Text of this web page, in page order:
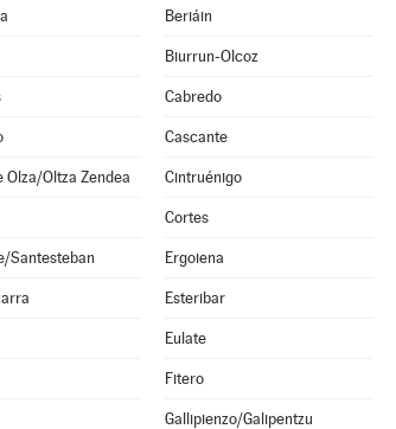
Beriáin
Biurrun-Olcoz
Cabredo
Cascante
Olza/Oltza Zendea Cintruénigo
Cortes
Santesteban Ergoiena
Esteribar
Eulate
Fitero
Gallipienzo/Galipentzu